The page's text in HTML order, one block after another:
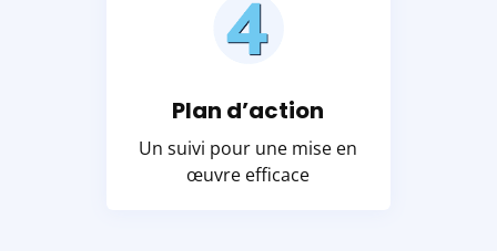
Plan d’action
Un suivi pour une mise en
œuvre efficace